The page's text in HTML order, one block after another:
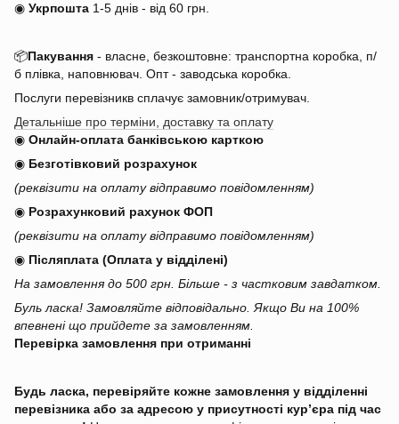
◉ Укрпошта 1-5 днів - від 60 грн.
📦Пакування - власне, безкоштовне: транспортна коробка, п/
б плівка, наповнювач. Опт - заводська коробка.
Послуги перевізникв сплачує замовник/отримувач.
Детальніше про терміни, доставку та оплату
◉ Онлайн-оплата банківською карткою
◉ Безготівковий розрахунок
(реквізити на оплату відправимо повідомленням)
◉ Розрахунковий рахунок ФОП
(реквізити на оплату відправимо повідомленням)
◉ Післяплата (Оплата у відділені)
На замовлення до 500 грн. Більше - з частковим завдатком.
Буль ласка! Замовляйте відповідально. Якщо Ви на 100%
впевнені що прийдете за замовленням.
Перевірка замовлення при отриманні
Будь ласка, перевіряйте кожне замовлення у відділенні
перевізника або за адресою у присутності кур’єра під час